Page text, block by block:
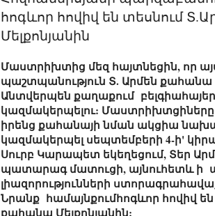
հոգևոր հովիվ են տեսնում
Մելքոնյանին
Մաստրիխտից մեզ հայտնեցին, որ
պաշտպանություն Տ. Արմեն քահանա
Անտվերպեն քաղաքում
կազմակերպելու:
իրենց քահանայի նման ակցիա
կազմակերպել սեպտեմբերի 4-ի'
Սուրբ Կարապետ եկեղեցում, Տեր
պատարագ մատուցի, այնուհետև ի
լիազորությունների
Նրանք համայնքումհոգևոր հովիվ
քահանա Մելքոնյանին: